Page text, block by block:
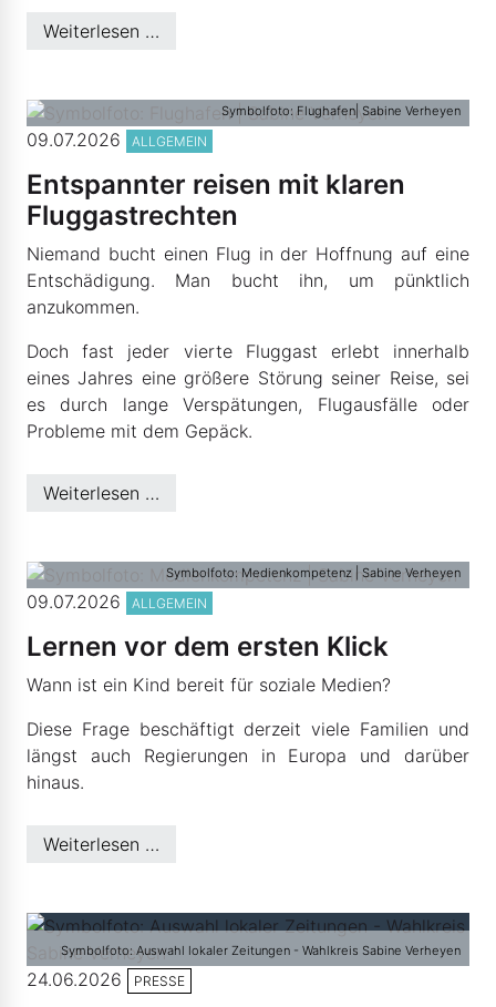
Weiterlesen …
Symbolfoto: Flughafen| Sabine Verheyen
09.07.2026 ALLGEMEIN
Entspannter reisen mit klaren
Fluggastrechten
Niemand bucht einen Flug in der Hoffnung auf eine
Entschädigung. Man bucht ihn, um pünktlich
anzukommen.
Doch fast jeder vierte Fluggast erlebt innerhalb
eines Jahres eine größere Störung seiner Reise, sei
es durch lange Verspätungen, Flugausfälle oder
Probleme mit dem Gepäck.
Weiterlesen …
Symbolfoto: Medienkompetenz | Sabine Verheyen
09.07.2026 ALLGEMEIN
Lernen vor dem ersten Klick
Wann ist ein Kind bereit für soziale Medien?
Diese Frage beschäftigt derzeit viele Familien und
längst auch Regierungen in Europa und darüber
hinaus.
Weiterlesen …
Symbolfoto: Auswahl lokaler Zeitungen - Wahlkreis Sabine Verheyen
24.06.2026 PRESSE